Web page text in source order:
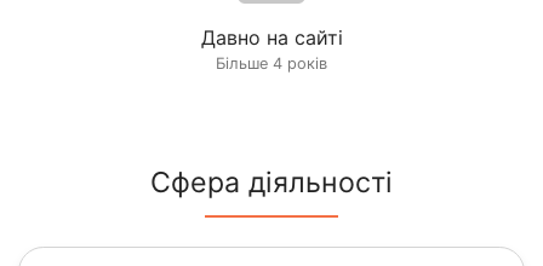
Давно на сайті
Більше 4 років
Сфера діяльності